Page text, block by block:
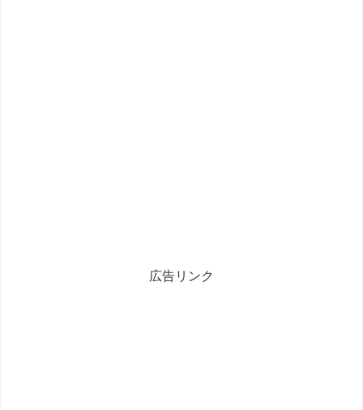
広告リンク